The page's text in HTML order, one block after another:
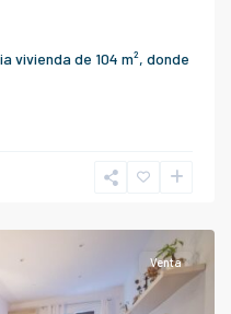
vivienda de 104 m², donde
Venta